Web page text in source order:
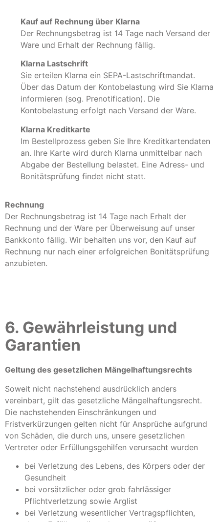
Kauf auf Rechnung über Klarna
Der Rechnungsbetrag ist 14 Tage nach Versand der
Ware und Erhalt der Rechnung fällig.
Klarna Lastschrift
Sie erteilen Klarna ein SEPA-Lastschriftmandat.
Über das Datum der Kontobelastung wird Sie Klarna
informieren (sog. Prenotification). Die
Kontobelastung erfolgt nach Versand der Ware.
Klarna Kreditkarte
Im Bestellprozess geben Sie Ihre Kreditkartendaten
an. Ihre Karte wird durch Klarna unmittelbar nach
Abgabe der Bestellung belastet. Eine Adress- und
Bonitätsprüfung findet nicht statt.
Rechnung
Der Rechnungsbetrag ist 14 Tage nach Erhalt der
Rechnung und der Ware per Überweisung auf unser
Bankkonto fällig. Wir behalten uns vor, den Kauf auf
Rechnung nur nach einer erfolgreichen Bonitätsprüfung
anzubieten.
6. Gewährleistung und
Garantien​​​​​​​
Geltung des gesetzlichen Mängelhaftungsrechts
Soweit nicht nachstehend ausdrücklich anders
vereinbart, gilt das gesetzliche Mängelhaftungsrecht.
Die nachstehenden Einschränkungen und
Fristverkürzungen gelten nicht für Ansprüche aufgrund
von Schäden, die durch uns, unsere gesetzlichen
Vertreter oder Erfüllungsgehilfen verursacht wurden
bei Verletzung des Lebens, des Körpers oder der
Gesundheit
bei vorsätzlicher oder grob fahrlässiger
Pflichtverletzung sowie Arglist
bei Verletzung wesentlicher Vertragspflichten,